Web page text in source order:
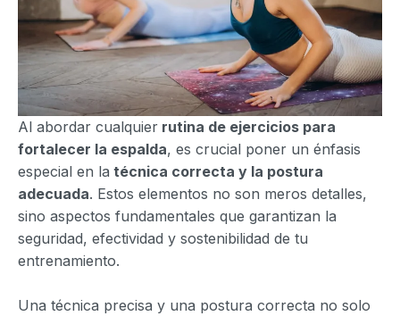
Al abordar cualquier rutina de ejercicios para
fortalecer la espalda, es crucial poner un énfasis
especial en la técnica correcta y la postura
adecuada. Estos elementos no son meros detalles,
sino aspectos fundamentales que garantizan la
seguridad, efectividad y sostenibilidad de tu
entrenamiento.
Una técnica precisa y una postura correcta no solo